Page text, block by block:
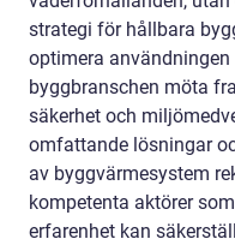
strategi för hållbara
optimera
byggbranschen möta
säkerhet och
omfattande lösningar
av byggvärmesystem
kompetenta aktörer
erfarenhet kan